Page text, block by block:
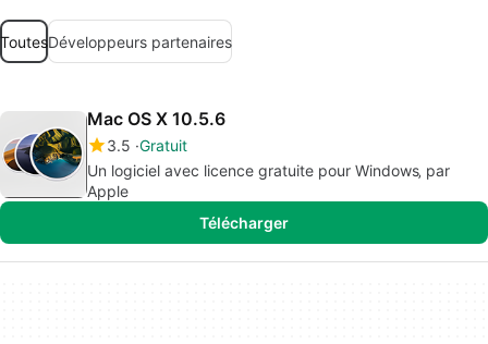
ToutesDéveloppeurs partenaires
Mac OS X 10.5.6
3.5 Gratuit
Un logiciel avec licence gratuite pour Windows‚ par
Apple
Télécharger